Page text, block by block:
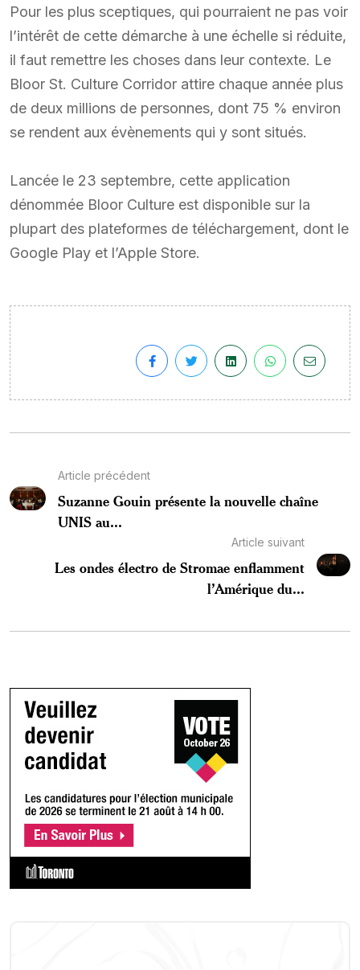
Pour les plus sceptiques, qui pourraient ne pas voir
l’intérêt de cette démarche à une échelle si réduite,
il faut remettre les choses dans leur contexte. Le
Bloor St. Culture Corridor attire chaque année plus
de deux millions de personnes, dont 75 % environ
se rendent aux évènements qui y sont situés.
Lancée le 23 septembre, cette application
dénommée Bloor Culture est disponible sur la
plupart des plateformes de téléchargement, dont le
Google Play et l’Apple Store.
Article précédent
Suzanne Gouin présente la nouvelle chaîne
UNIS au...
Article suivant
Les ondes électro de Stromae enflamment
l’Amérique du...